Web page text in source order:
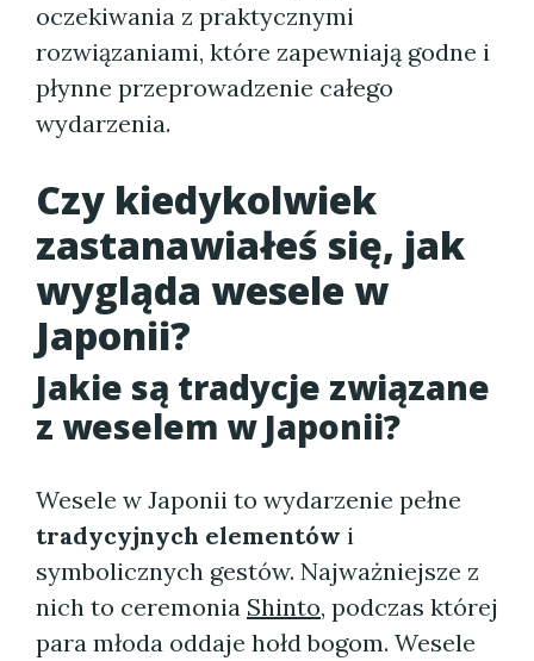
oczekiwania z praktycznymi
rozwiązaniami, które zapewniają godne i
płynne przeprowadzenie całego
wydarzenia.
Czy kiedykolwiek
zastanawiałeś się, jak
wygląda wesele w
Japonii?
Jakie są tradycje związane
z weselem w Japonii?
Wesele w Japonii to wydarzenie pełne
tradycyjnych elementów i
symbolicznych gestów. Najważniejsze z
nich to ceremonia Shinto, podczas której
para młoda oddaje hołd bogom. Wesele